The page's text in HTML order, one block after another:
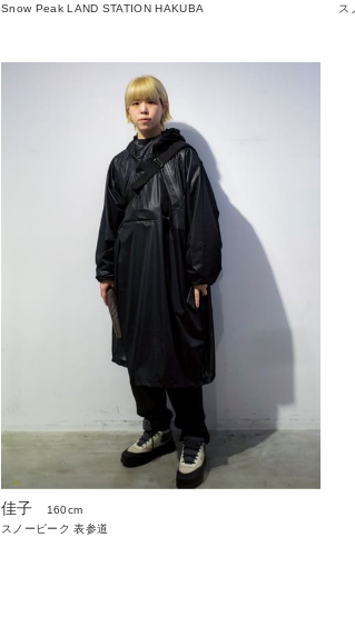
Snow Peak LAND STATION HAKUBA
ス
佳子
160cm
スノーピーク 表参道